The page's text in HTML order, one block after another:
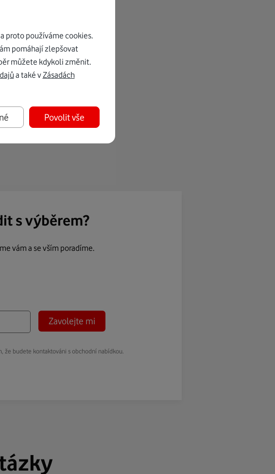
TV již
s výběrem?
vám a se vším poradíme.
Zavolejte mi
že budete kontaktováni s obchodní nabídkou.
proto používáme cookies.
pomáhají zlepšovat
můžete kdykoli změnit.
a také vZásadách
Povolit vše